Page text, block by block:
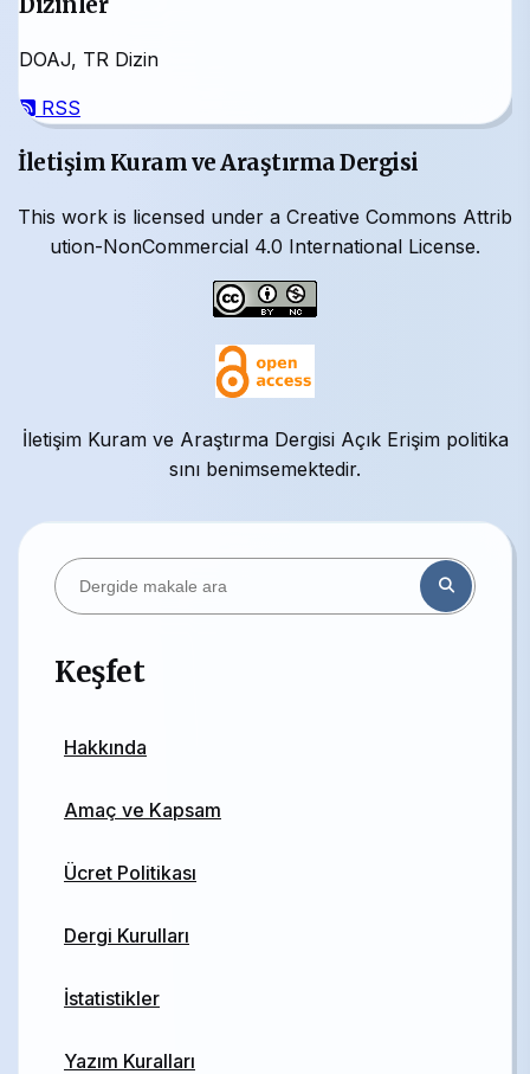
DOAJ, TR Dizin
RSS
İletişim Kuram ve Araştırma Dergisi
This work is licensed under a Creative Commons Attrib
ution-NonCommercial 4.0 International License.
İletişim Kuram ve Araştırma Dergisi Açık Erişim politika
sını benimsemektedir.
Keşfet
Hakkında
Amaç ve Kapsam
Ücret Politikası
Dergi Kurulları
İstatistikler
Yazım Kuralları